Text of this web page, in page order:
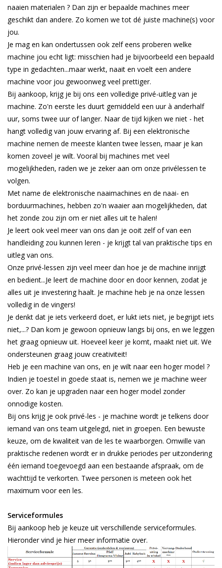
Cadeaubonnen
Guy's blog
Loyalty
naaien materialen ? Dan zijn er bepaalde machines meer
geschikt dan andere. Zo komen we tot dé juiste machine(s) voor
jou.
Je mag en kan ondertussen ook zelf eens proberen welke
machine jou echt ligt: misschien had je bijvoorbeeld een bepaald
type in gedachten...maar werkt, naait en voelt een andere
machine voor jou gewoonweg veel prettiger.
Bij aankoop, krijg je bij ons een volledige privé-uitleg van je
machine. Zo'n eerste les duurt gemiddeld een uur à anderhalf
uur, soms twee uur of langer. Naar de tijd kijken we niet - het
hangt volledig van jouw ervaring af. Bij een elektronische
machine nemen de meeste klanten twee lessen, maar je kan
komen zoveel je wilt. Vooral bij machines met veel
mogelijkheden, raden we je zeker aan om onze privélessen te
volgen.
Met name de elektronische naaimachines en de naai- en
borduurmachines, hebben zo'n waaier aan mogelijkheden, dat
het zonde zou zijn om er niet alles uit te halen!
Je leert ook veel meer van ons dan je ooit zelf of van een
handleiding zou kunnen leren - je krijgt tal van praktische tips en
uitleg van ons.
Onze privé-lessen zijn veel meer dan hoe je de machine inrijgt
en bedient...Je leert de machine door en door kennen, zodat je
alles uit je investering haalt. Je machine heb je na onze lessen
volledig in de vingers!
Je denkt dat je iets verkeerd doet, er lukt iets niet, je begrijpt iets
niet,...? Dan kom je gewoon opnieuw langs bij ons, en we leggen
het graag opnieuw uit. Hoeveel keer je komt, maakt niet uit. We
ondersteunen graag jouw creativiteit!
Heb je een machine van ons, en je wilt naar een hoger model ?
Indien je toestel in goede staat is, nemen we je machine weer
over. Zo kan je upgraden naar een hoger model zonder
onnodige kosten.
Bij ons krijg je ook privé-les - je machine wordt je telkens door
iemand van ons team uitgelegd, niet in groepen. Een bewuste
keuze, om de kwaliteit van de les te waarborgen. Omwille van
praktische redenen wordt er in drukke periodes per uitzondering
één iemand toegevoegd aan een bestaande afspraak, om de
wachttijd te verkorten. Twee personen is meteen ook het
maximum voor een les.
Serviceformules
Bij aankoop heb je keuze uit verschillende serviceformules.
Hieronder vind je hier meer informatie over.